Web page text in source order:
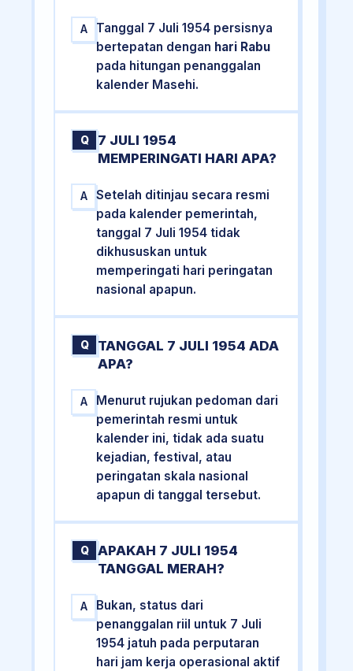
A
Tanggal 7 Juli 1954 persisnya
bertepatan dengan hari Rabu
pada hitungan penanggalan
kalender Masehi.
Q
7 JULI 1954
MEMPERINGATI HARI APA?
A
Setelah ditinjau secara resmi
pada kalender pemerintah,
tanggal 7 Juli 1954 tidak
dikhususkan untuk
memperingati hari peringatan
nasional apapun.
Q
TANGGAL 7 JULI 1954 ADA
APA?
A
Menurut rujukan pedoman dari
pemerintah resmi untuk
kalender ini, tidak ada suatu
kejadian, festival, atau
peringatan skala nasional
apapun di tanggal tersebut.
Q
APAKAH 7 JULI 1954
TANGGAL MERAH?
A
Bukan, status dari
penanggalan riil untuk 7 Juli
1954 jatuh pada perputaran
hari jam kerja operasional aktif